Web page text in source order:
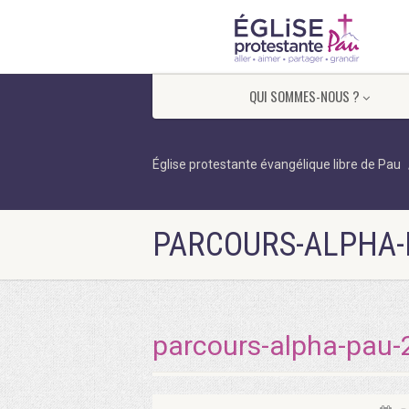
QUI SOMMES-NOUS ?
Église protestante évangélique libre de Pau
PARCOURS-
parcours-alpha-pau-